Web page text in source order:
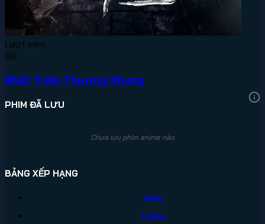
Lượt xem:
38
Nhất Trảm Thương Khung
PHIM ĐÃ LƯU
Chưa lưu phim anime nào
BẢNG XẾP HẠNG
Ngày
Tháng